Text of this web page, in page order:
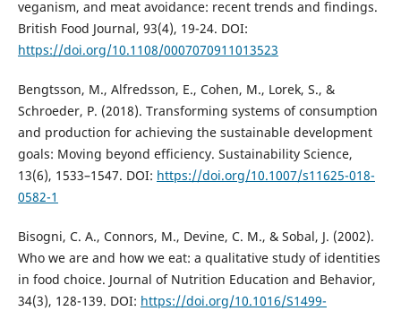
veganism, and meat avoidance: recent trends and findings.
British Food Journal, 93(4), 19-24. DOI:
https://doi.org/10.1108/0007070911013523
Bengtsson, M., Alfredsson, E., Cohen, M., Lorek, S., &
Schroeder, P. (2018). Transforming systems of consumption
and production for achieving the sustainable development
goals: Moving beyond efficiency. Sustainability Science,
13(6), 1533–1547. DOI: https://doi.org/10.1007/s11625-018-
0582-1
Bisogni, C. A., Connors, M., Devine, C. M., & Sobal, J. (2002).
Who we are and how we eat: a qualitative study of identities
in food choice. Journal of Nutrition Education and Behavior,
34(3), 128-139. DOI: https://doi.org/10.1016/S1499-